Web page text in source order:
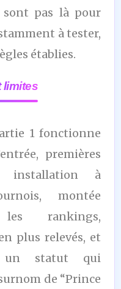
sont pas là pour
à tester,
établies.
limites
1 fonctionne
premières
installation à
montée
rankings,
plus relevés, et
un statut qui
de “Prince